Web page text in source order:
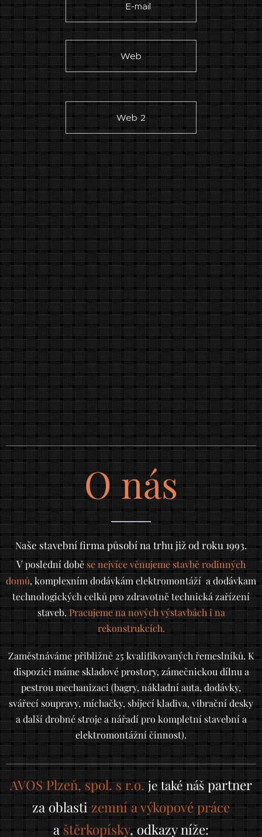
✉ E-mail
Web
Web 2
O nás
Naše stavební firma působí na trhu již od roku 1993.
Vposlední doběse nejvíce věnujeme stavbě rodinných
domů, komplexním dodávkám elektromontáží a dodávkam
technologických celků pro zdravotně technická zařízení
staveb.Pracujeme na nových výstavbách i na
rekonstrukcích.
Zaměstnáváme přibližně 25 kvalifikovaných řemeslníků. K
dispozici máme skladové prostory, zámečnickou dílnu a
pestrou mechanizaci (bagry, nákladní auta, dodávky,
svářecí soupravy, míchačky, sbíjecí kladiva, vibrační desky
a další drobné stroje a nářadí pro kompletní stavební a
elektromontážní činnost).
AVOS Plzeň, spol. s r.o.je také nášpartner
za oblastizemní a výkopové práce
aštěrkopísky, odkazy níže: